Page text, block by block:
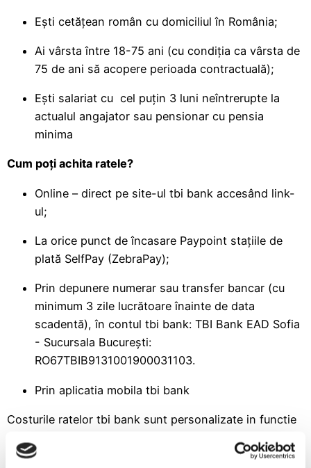
Ești cetățean român cu domiciliul în România;
Ai vârsta între 18-75 ani (cu condiția ca vârsta de
75 de ani să acopere perioada contractuală);
Ești salariat cu cel puțin 3 luni neîntrerupte la
actualul angajator sau pensionar cu pensia
minima
Cum poţi achita ratele?
Online – direct pe site-ul tbi bank accesând link-
ul;
La orice punct de încasare Paypoint staţiile de
plată SelfPay (ZebraPay);
Prin depunere numerar sau transfer bancar (cu
minimum 3 zile lucrătoare înainte de data
scadentă), în contul tbi bank: TBI Bank EAD Sofia
- Sucursala București:
RO67TBIB9131001900031103.
Prin aplicatia mobila tbi bank
Costurile ratelor tbi bank sunt personalizate in functie
industria comerciantilor parteneri si valoarea bunurilor